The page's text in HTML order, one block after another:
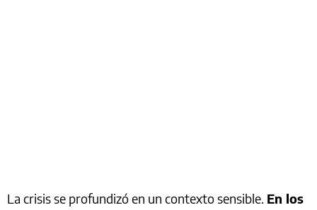
La crisis se profundizó en un contexto sensible. En los